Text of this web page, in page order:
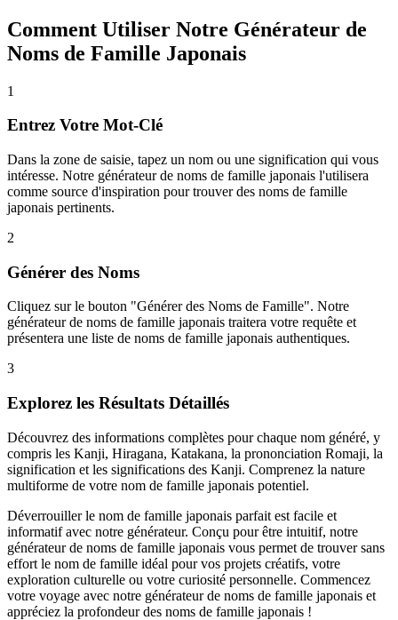
Comment Utiliser Notre Générateur de
Noms de Famille Japonais
1
Entrez Votre Mot-Clé
Dans la zone de saisie, tapez un nom ou une signification qui vous
intéresse. Notre générateur de noms de famille japonais l'utilisera
comme source d'inspiration pour trouver des noms de famille
japonais pertinents.
2
Générer des Noms
Cliquez sur le bouton "Générer des Noms de Famille". Notre
générateur de noms de famille japonais traitera votre requête et
présentera une liste de noms de famille japonais authentiques.
3
Explorez les Résultats Détaillés
Découvrez des informations complètes pour chaque nom généré, y
compris les Kanji, Hiragana, Katakana, la prononciation Romaji, la
signification et les significations des Kanji. Comprenez la nature
multiforme de votre nom de famille japonais potentiel.
Déverrouiller le nom de famille japonais parfait est facile et
informatif avec notre générateur. Conçu pour être intuitif, notre
générateur de noms de famille japonais vous permet de trouver sans
effort le nom de famille idéal pour vos projets créatifs, votre
exploration culturelle ou votre curiosité personnelle. Commencez
votre voyage avec notre générateur de noms de famille japonais et
appréciez la profondeur des noms de famille japonais !